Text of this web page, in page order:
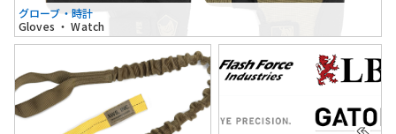
グローブ・時計
Gloves ・ Watch